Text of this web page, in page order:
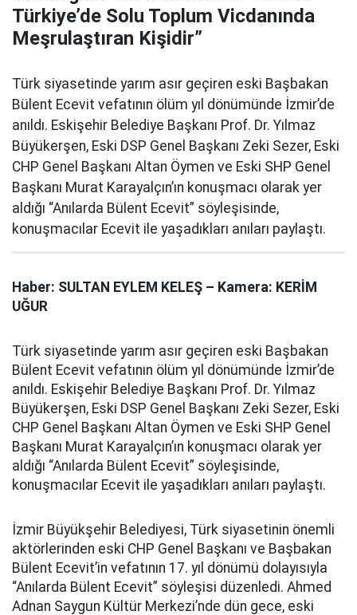
Türkiye’de Solu Toplum Vicdanında
Meşrulaştıran Kişidir”
Türk siyasetinde yarım asır geçiren eski Başbakan
Bülent Ecevit vefatının ölüm yıl dönümünde İzmir’de
anıldı. Eskişehir Belediye Başkanı Prof. Dr. Yılmaz
Büyükerşen, Eski DSP Genel Başkanı Zeki Sezer, Eski
CHP Genel Başkanı Altan Öymen ve Eski SHP Genel
Başkanı Murat Karayalçın’ın konuşmacı olarak yer
aldığı “Anılarda Bülent Ecevit” söyleşisinde,
konuşmacılar Ecevit ile yaşadıkları anıları paylaştı.
Haber: SULTAN EYLEM KELEŞ – Kamera: KERİM
UĞUR
Türk siyasetinde yarım asır geçiren eski Başbakan
Bülent Ecevit vefatının ölüm yıl dönümünde İzmir’de
anıldı. Eskişehir Belediye Başkanı Prof. Dr. Yılmaz
Büyükerşen, Eski DSP Genel Başkanı Zeki Sezer, Eski
CHP Genel Başkanı Altan Öymen ve Eski SHP Genel
Başkanı Murat Karayalçın’ın konuşmacı olarak yer
aldığı “Anılarda Bülent Ecevit” söyleşisinde,
konuşmacılar Ecevit ile yaşadıkları anıları paylaştı.
İzmir Büyükşehir Belediyesi, Türk siyasetinin önemli
aktörlerinden eski CHP Genel Başkanı ve Başbakan
Bülent Ecevit’in vefatının 17. yıl dönümü dolayısıyla
“Anılarda Bülent Ecevit” söyleşisi düzenledi. Ahmed
Adnan Saygun Kültür Merkezi’nde dün gece, eski